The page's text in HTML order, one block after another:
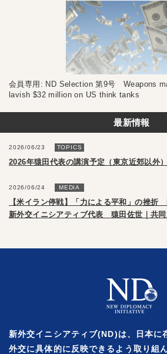
会員専用: ND Selection 第9号 Weapons
lavish $32 million on US think tanks
最新情報
2026/06/23 TOPICS
2026年猿田代表の講演予定（東京近郊以外）
2026/06/24 MEDIA
【米イラン停戦】「力による平和」の挫
新外交イニシアティブ代表 猿田佐世｜共
新外交イニシアティブ(ND)は、日本に
外交に具体的に反映できるよう取り組